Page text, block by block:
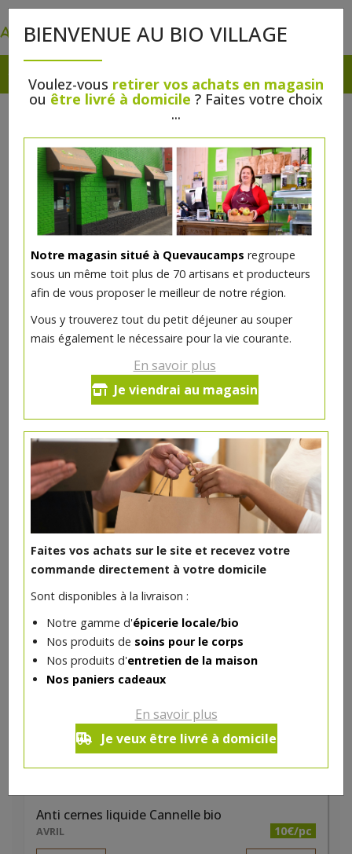
BIENVENUE AU BIO VILLAGE
Voulez-vous retirer vos achats en magasin
ou être livré à domicile ? Faites votre choix
...
Notre magasin situé à Quevaucamps regroupe
sous un même toit plus de 70 artisans et producteurs
afin de vous proposer le meilleur de notre région.
Vous y trouverez tout du petit déjeuner au souper
mais également le nécessaire pour la vie courante.
En savoir plus
Je viendrai au magasin
Faites vos achats sur le site et recevez votre
commande directement à votre domicile
Sont disponibles à la livraison :
Notre gamme d'épicerie locale/bio
Nos produits de soins pour le corps
Nos produits d'entretien de la maison
Nos paniers cadeaux
En savoir plus
Je veux être livré à domicile
Fard à paupières bio Rose
poudré mat
- 1 pc
5€
Réception souhaitée le
DANS LA MÊME CATÉGORIE ...
Anti cernes liquide Cannelle bio
AVRIL 10€/pc